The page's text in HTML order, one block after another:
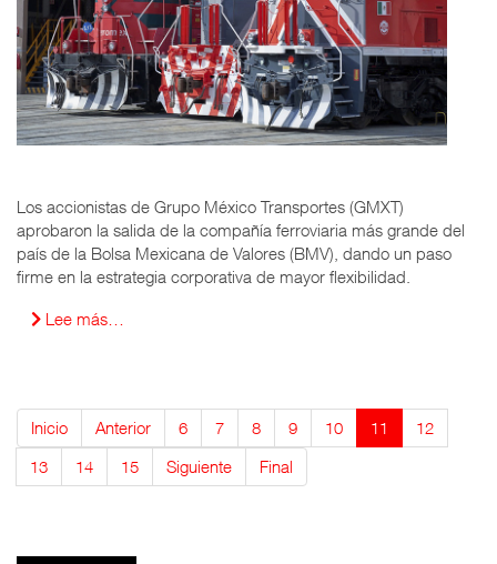
Los accionistas de Grupo México Transportes (GMXT)
aprobaron la salida de la compañía ferroviaria más grande del
país de la Bolsa Mexicana de Valores (BMV), dando un paso
firme en la estrategia corporativa de mayor flexibilidad.
Lee más…
Inicio Anterior 6 7 8 9 10 11
12
13
14 15 Siguiente Final